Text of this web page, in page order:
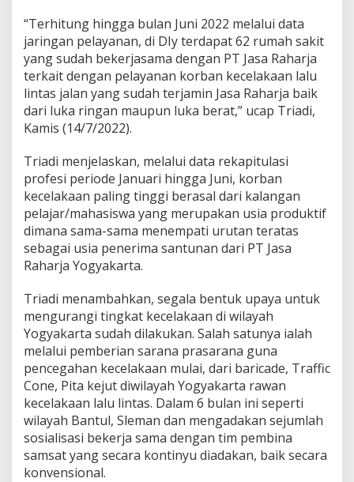
“Terhitung hingga bulan Juni 2022 melalui data
jaringan pelayanan, di DIy terdapat 62 rumah sakit
yang sudah bekerjasama dengan PT Jasa Raharja
terkait dengan pelayanan korban kecelakaan lalu
lintas jalan yang sudah terjamin Jasa Raharja baik
dari luka ringan maupun luka berat,” ucap Triadi,
Kamis (14/7/2022).
Triadi menjelaskan, melalui data rekapitulasi
profesi periode Januari hingga Juni, korban
kecelakaan paling tinggi berasal dari kalangan
pelajar/mahasiswa yang merupakan usia produktif
dimana sama-sama menempati urutan teratas
sebagai usia penerima santunan dari PT Jasa
Raharja Yogyakarta.
Triadi menambahkan, segala bentuk upaya untuk
mengurangi tingkat kecelakaan di wilayah
Yogyakarta sudah dilakukan. Salah satunya ialah
melalui pemberian sarana prasarana guna
pencegahan kecelakaan mulai, dari baricade, Traffic
Cone, Pita kejut diwilayah Yogyakarta rawan
kecelakaan lalu lintas. Dalam 6 bulan ini seperti
wilayah Bantul, Sleman dan mengadakan sejumlah
sosialisasi bekerja sama dengan tim pembina
samsat yang secara kontinyu diadakan, baik secara
konvensional.